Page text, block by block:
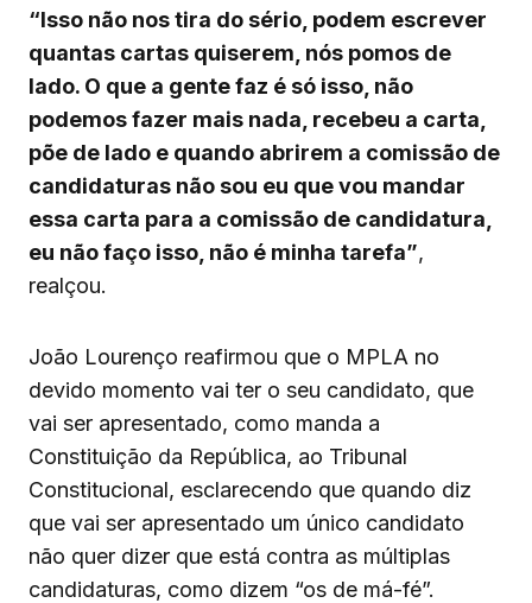
“Isso não nos tira do sério, podem escrever
quantas cartas quiserem, nós pomos de
lado. O que a gente faz é só isso, não
podemos fazer mais nada, recebeu a carta,
põe de lado e quando abrirem a comissão de
candidaturas não sou eu que vou mandar
essa carta para a comissão de candidatura,
eu não faço isso, não é minha tarefa”,
realçou.
João Lourenço reafirmou que o MPLA no
devido momento vai ter o seu candidato, que
vai ser apresentado, como manda a
Constituição da República, ao Tribunal
Constitucional, esclarecendo que quando diz
que vai ser apresentado um único candidato
não quer dizer que está contra as múltiplas
candidaturas, como dizem “os de má-fé”.